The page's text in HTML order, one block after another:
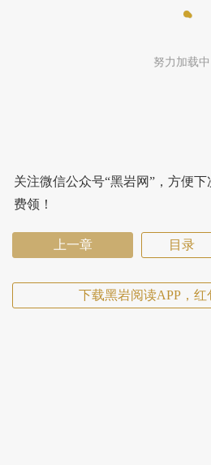
努力加载中
关注微信公众号“黑岩网”，方便
费领！
上一章 目录
下载黑岩阅读APP，